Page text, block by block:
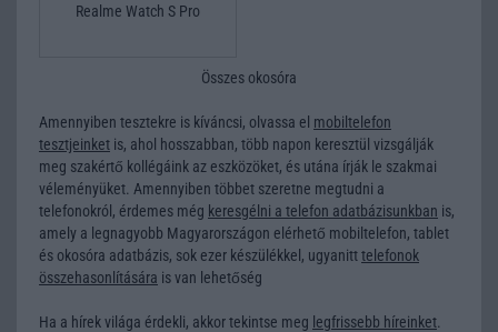
Realme Watch S Pro
Összes okosóra
Amennyiben tesztekre is kíváncsi, olvassa el mobiltelefon
tesztjeinket is, ahol hosszabban, több napon keresztül vizsgálják
meg szakértő kollégáink az eszközöket, és utána írják le szakmai
véleményüket. Amennyiben többet szeretne megtudni a
telefonokról, érdemes még keresgélni a telefon adatbázisunkban is,
amely a legnagyobb Magyarországon elérhető mobiltelefon, tablet
és okosóra adatbázis, sok ezer készülékkel, ugyanitttelefonok
összehasonlítására is van lehetőség
Ha a hírek világa érdekli, akkor tekintse meg legfrissebb híreinket